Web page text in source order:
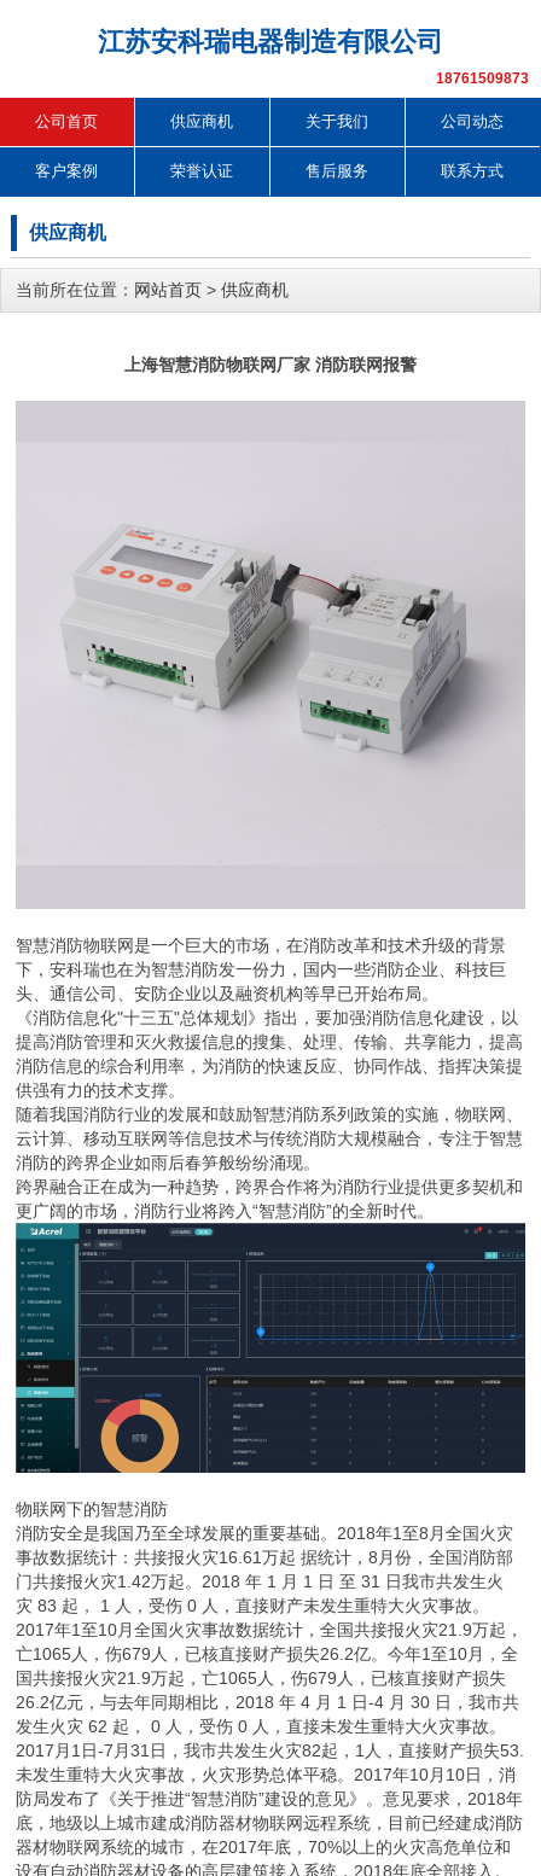
江苏安科瑞电器制造有限公司
18761509873
公司首页 供应商机 关于我们 公司动态
客户案例 荣誉认证 售后服务 联系方式
供应商机
当前所在位置： 网站首页 > 供应商机
上海智慧消防物联网厂家 消防联网报警
智慧消防物联网是一个巨大的市场，在消防改革和技术升级的背景
下，安科瑞也在为智慧消防发一份力，国内一些消防企业、科技巨
头、通信公司、安防企业以及融资机构等早已开始布局。
《消防信息化"十三五"总体规划》指出，要加强消防信息化建设，以
提高消防管理和灭火救援信息的搜集、处理、传输、共享能力，提高
消防信息的综合利用率，为消防的快速反应、协同作战、指挥决策提
供强有力的技术支撑。
随着我国消防行业的发展和鼓励智慧消防系列政策的实施，物联网、
云计算、移动互联网等信息技术与传统消防大规模融合，专注于智慧
消防的跨界企业如雨后春笋般纷纷涌现。
跨界融合正在成为一种趋势，跨界合作将为消防行业提供更多契机和
更广阔的市场，消防行业将跨入“智慧消防”的全新时代。
物联网下的智慧消防
消防安全是我国乃至全球发展的重要基础。2018年1至8月全国火灾
事故数据统计：共接报火灾16.61万起 据统计，8月份，全国消防部
门共接报火灾1.42万起。2018 年 1 月 1 日 至 31 日我市共发生火
灾 83 起， 1 人，受伤 0 人，直接财产未发生重特大火灾事故。
2017年1至10月全国火灾事故数据统计，全国共接报火灾21.9万起，
亡1065人，伤679人，已核直接财产损失26.2亿。今年1至10月，全
国共接报火灾21.9万起，亡1065人，伤679人，已核直接财产损失
26.2亿元，与去年同期相比，2018 年 4 月 1 日-4 月 30 日，我市共
发生火灾 62 起， 0 人，受伤 0 人，直接未发生重特大火灾事故。
2017月1日-7月31日，我市共发生火灾82起，1人，直接财产损失53.
未发生重特大火灾事故，火灾形势总体平稳。2017年10月10日，消
防局发布了《关于推进“智慧消防”建设的意见》。意见要求，2018年
底，地级以上城市建成消防器材物联网远程系统，目前已经建成消防
器材物联网系统的城市，在2017年底，70%以上的火灾高危单位和
设有自动消防器材设备的高层建筑接入系统，2018年底全部接入。